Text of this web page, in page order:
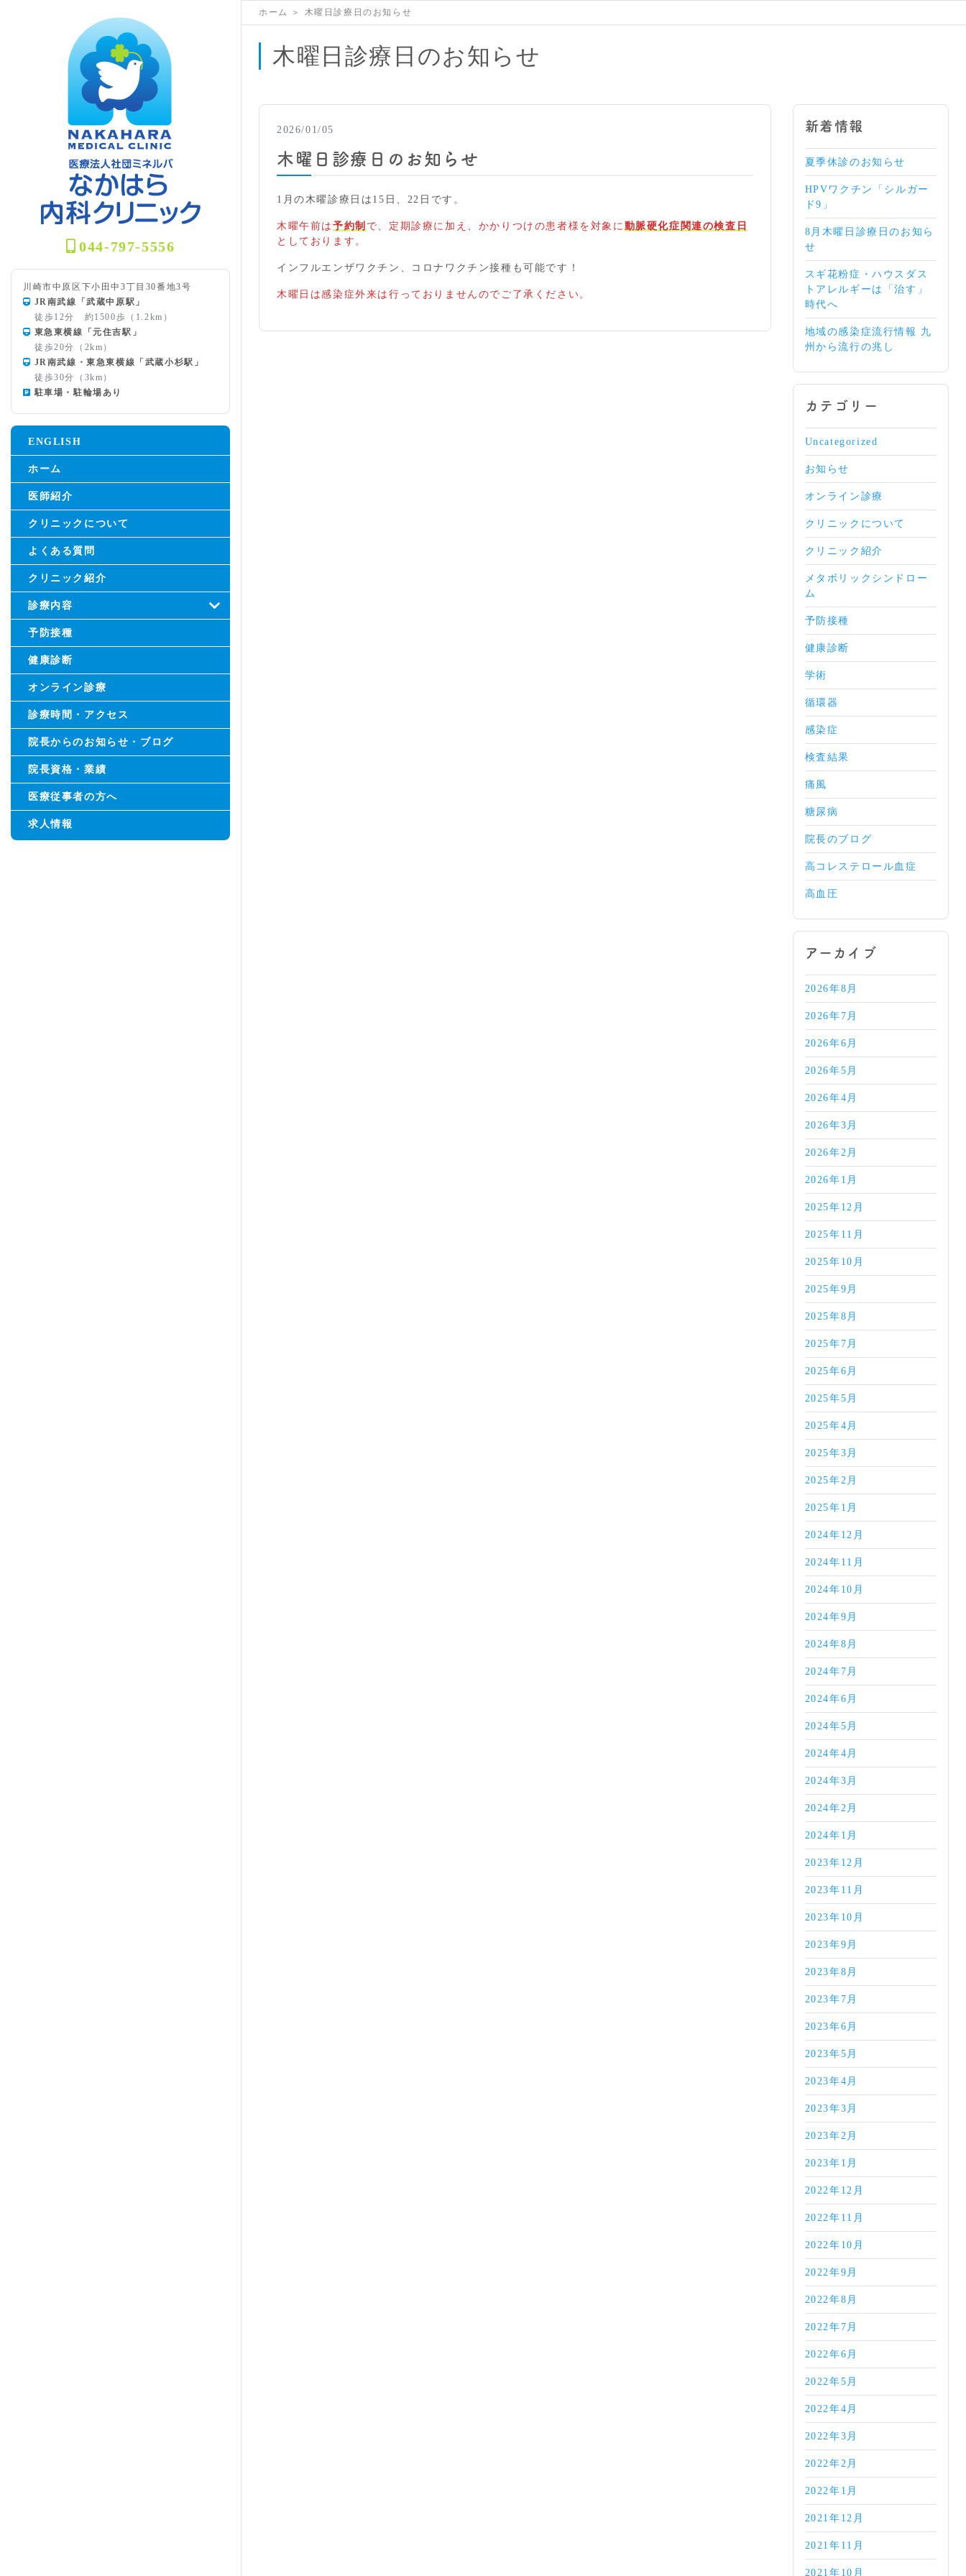
044-797-5556
川崎市中原区下小田中3丁目30番地3号
JR南武線「武蔵中原駅」
徒歩12分 約1500歩（1.2km）
東急東横線「元住吉駅」
徒歩20分（2km）
JR南武線・東急東横線「武蔵小杉駅」
徒歩30分（3km）
駐車場・駐輪場あり
ENGLISH
ホーム
医師紹介
クリニックについて
よくある質問
クリニック紹介
診療内容
予防接種
健康診断
オンライン診療
診療時間・アクセス
院長からのお知らせ・ブログ
院長資格・業績
医療従事者の方へ
求人情報
ホーム ＞ 木曜日診療日のお知らせ
木曜日診療日のお知らせ
2026/01/05
木曜日診療日のお知らせ
1月の木曜診療日は15日、22日です。
木曜午前は予約制 で、定期診療に加え、かかりつけの患者様を対象に 動脈硬化症関連の検査日
としております。
インフルエンザワクチン、コロナワクチン接種も可能です！
木曜日は感染症外来は行っておりませんのでご了承ください。
新着情報
夏季休診のお知らせ
HPVワクチン「シルガー
ド9」
8月木曜日診療日のお知ら
せ
スギ花粉症・ハウスダス
トアレルギーは「治す」
時代へ
地域の感染症流行情報 九
州から流行の兆し
カテゴリー
Uncategorized
お知らせ
オンライン診療
クリニックについて
クリニック紹介
メタボリックシンドロー
ム
予防接種
健康診断
学術
循環器
感染症
検査結果
痛風
糖尿病
院長のブログ
高コレステロール血症
高血圧
アーカイブ
2026年8月
2026年7月
2026年6月
2026年5月
2026年4月
2026年3月
2026年2月
2026年1月
2025年12月
2025年11月
2025年10月
2025年9月
2025年8月
2025年7月
2025年6月
2025年5月
2025年4月
2025年3月
2025年2月
2025年1月
2024年12月
2024年11月
2024年10月
2024年9月
2024年8月
2024年7月
2024年6月
2024年5月
2024年4月
2024年3月
2024年2月
2024年1月
2023年12月
2023年11月
2023年10月
2023年9月
2023年8月
2023年7月
2023年6月
2023年5月
2023年4月
2023年3月
2023年2月
2023年1月
2022年12月
2022年11月
2022年10月
2022年9月
2022年8月
2022年7月
2022年6月
2022年5月
2022年4月
2022年3月
2022年2月
2022年1月
2021年12月
2021年11月
2021年10月